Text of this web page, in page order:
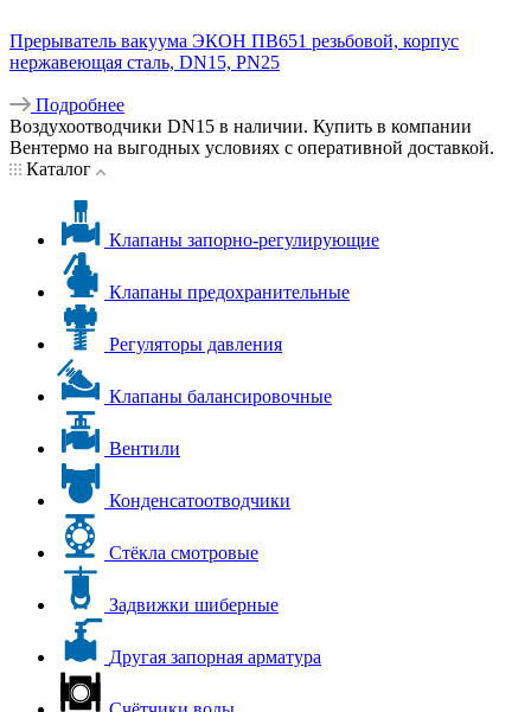
Прерыватель вакуума ЭКОН ПВ651 резьбовой, корпус
нержавеющая сталь, DN15, PN25
Подробнее
Воздухоотводчики DN15 в наличии. Купить в компании
Вентермо на выгодных условиях с оперативной доставкой.
Каталог
Клапаны запорно-регулирующие
Клапаны предохранительные
Регуляторы давления
Клапаны балансировочные
Вентили
Конденсатоотводчики
Стёкла смотровые
Задвижки шиберные
Другая запорная арматура